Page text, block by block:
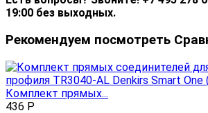
19:00 без выходных.
Рекомендуем посмотреть
Комплект прямых...
436 Р